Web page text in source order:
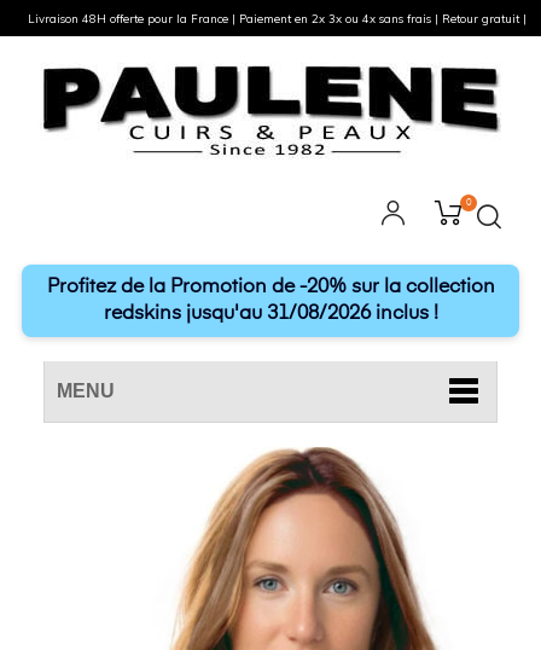
0
Profitez de la Promotion de -20% sur la collection
redskins jusqu'au 31/08/2026 inclus !
MENU
Livraison 48H offerte pour la France | Paiement en 2x 3x ou 4x sans frais | Retour gratuit |